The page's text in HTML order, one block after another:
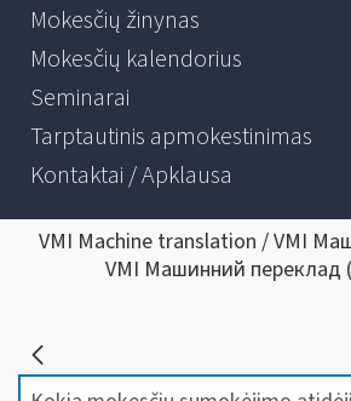
Mokesčių žinynas
Mokesčių kalendorius
Seminarai
Tarptautinis apmokestinimas
Kontaktai / Apklausa
VMI Machine translation / VMI
VMI Машинний переклад (